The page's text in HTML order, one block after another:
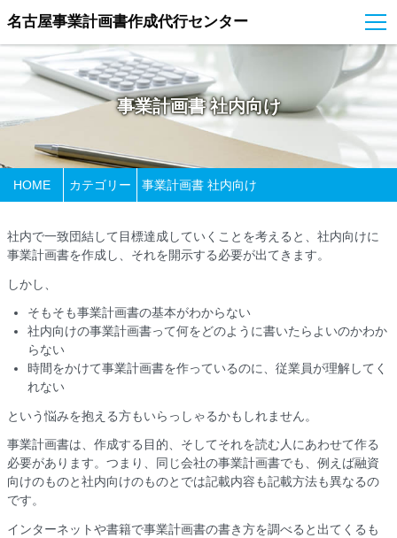
名古屋事業計画書作成代行センター
事業計画書 社内向け
HOME カテゴリー 事業計画書 社内向け
社内で一致団結して目標達成していくことを考えると、社内向けに
事業計画書を作成し、それを開示する必要が出てきます。
しかし、
そもそも事業計画書の基本がわからない
社内向けの事業計画書って何をどのように書いたらよいのかわか
らない
時間をかけて事業計画書を作っているのに、従業員が理解してく
れない
という悩みを抱える方もいらっしゃるかもしれません。
事業計画書は、作成する目的、そしてそれを読む人にあわせて作る
必要があります。つまり、同じ会社の事業計画書でも、例えば融資
向けのものと社内向けのものとでは記載内容も記載方法も異なるの
です。
インターネットや書籍で事業計画書の書き方を調べると出てくるも